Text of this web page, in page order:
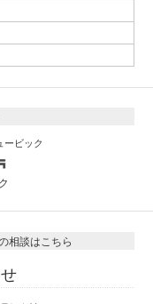
ービック
相談はこちら